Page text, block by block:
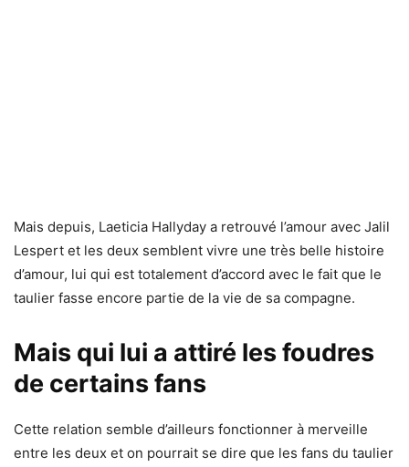
Mais depuis, Laeticia Hallyday a retrouvé l’amour avec Jalil
Lespert et les deux semblent vivre une très belle histoire
d’amour, lui qui est totalement d’accord avec le fait que le
taulier fasse encore partie de la vie de sa compagne.
Mais qui lui a attiré les foudres
de certains fans
Cette relation semble d’ailleurs fonctionner à merveille
entre les deux et on pourrait se dire que les fans du taulier